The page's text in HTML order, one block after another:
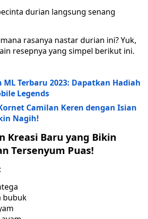
durian langsung senang
rasanya nastar durian ini? Yuk,
resepnya yang simpel berikut ini.
ML Terbaru 2023: Dapatkan Hadiah
Legends
Camilan Keren dengan Isian
Nagih!
Kreasi Baru yang Bikin
Tersenyum Puas!
bubuk